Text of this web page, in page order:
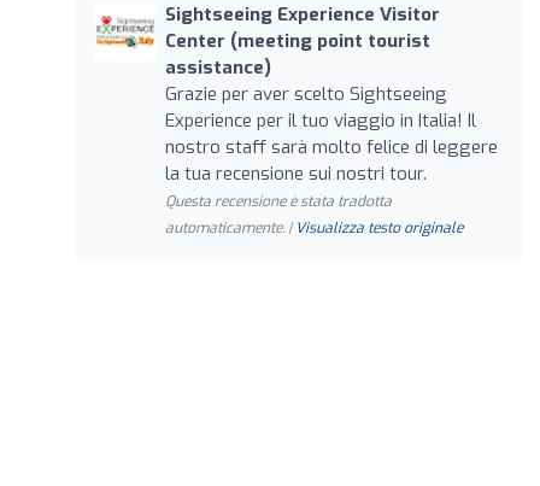
Sightseeing Experience Visitor
Center (meeting point tourist
assistance)
Grazie per aver scelto Sightseeing
Experience per il tuo viaggio in Italia! Il
nostro staff sarà molto felice di leggere
la tua recensione sui nostri tour.
Questa recensione è stata tradotta
automaticamente. | Visualizza testo originale